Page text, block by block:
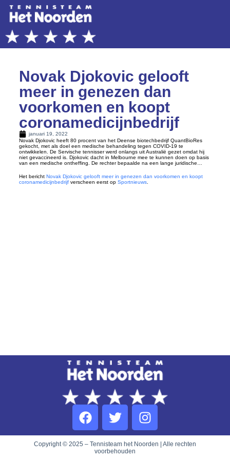
Novak Djokovic gelooft
meer in genezen dan
voorkomen en koopt
coronamedicijnbedrijf
januari 19, 2022
Novak Djokovic heeft 80 procent van het Deense biotechbedrijf QuantBioRes
gekocht, met als doel een medische behandeling tegen COVID-19 te
ontwikkelen. De Servische tennisser werd onlangs uit Australië gezet omdat hij
niet gevaccineerd is. Djokovic dacht in Melbourne mee te kunnen doen op basis
van een medische ontheffing. De rechter bepaalde na een lange juridische…
Het bericht Novak Djokovic gelooft meer in genezen dan voorkomen en koopt
coronamedicijnbedrijfverscheen eerst op Sportnieuws.
Copyright © 2025 – Tennisteam het Noorden | Alle rechten
voorbehouden